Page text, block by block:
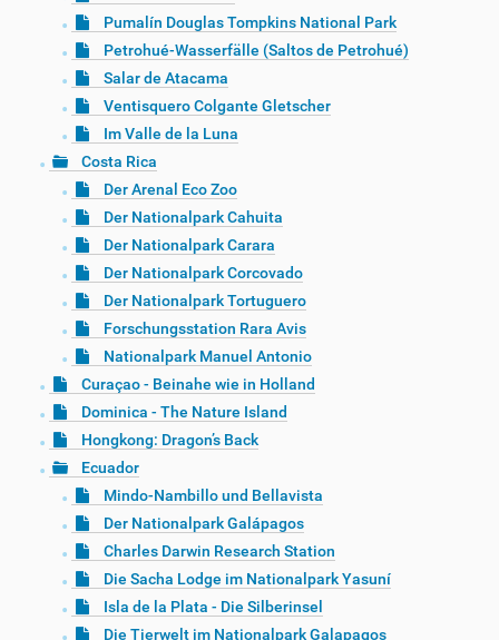
Pumalín Douglas Tompkins National Park
Petrohué-Wasserfälle (Saltos de Petrohué)
Salar de Atacama
Ventisquero Colgante Gletscher
Im Valle de la Luna
Costa Rica
Der Arenal Eco Zoo
Der Nationalpark Cahuita
Der Nationalpark Carara
Der Nationalpark Corcovado
Der Nationalpark Tortuguero
Forschungsstation Rara Avis
Nationalpark Manuel Antonio
Curaçao - Beinahe wie in Holland
Dominica - The Nature Island
Hongkong: Dragon’s Back
Ecuador
Mindo-Nambillo und Bellavista
Der Nationalpark Galápagos
Charles Darwin Research Station
Die Sacha Lodge im Nationalpark Yasuní
Isla de la Plata - Die Silberinsel
Die Tierwelt im Nationalpark Galapagos